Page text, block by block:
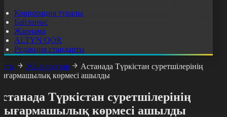
Корпорация туралы
Байланыс
Жарнама
ALTYN QOR
Редакция стандарты
Жаңалықтар
Астанада Түркістан суретшілерінің
көрмесі ашылды
Түркістан суретшілерінің
көрмесі ашылды